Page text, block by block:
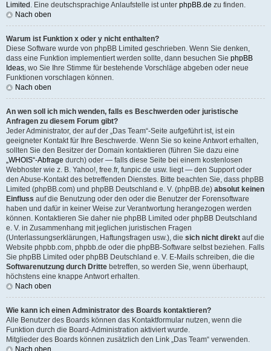
Limited . Eine deutschsprachige Anlaufstelle ist unter phpBB.de zu finden.
Nach oben
Warum ist Funktion x oder y nicht enthalten?
Diese Software wurde von phpBB Limited geschrieben. Wenn Sie denken,
dass eine Funktion implementiert werden sollte, dann besuchen Sie phpBB
Ideas, wo Sie Ihre Stimme für bestehende Vorschläge abgeben oder neue
Funktionen vorschlagen können.
Nach oben
An wen soll ich mich wenden, falls es Beschwerden oder juristische
Anfragen zu diesem Forum gibt?
Jeder Administrator, der auf der „Das Team“-Seite aufgeführt ist, ist ein
geeigneter Kontakt für Ihre Beschwerde. Wenn Sie so keine Antwort erhalten,
sollten Sie den Besitzer der Domain kontaktieren (führen Sie dazu eine
„WHOIS“-Abfrage durch) oder — falls diese Seite bei einem kostenlosen
Webhoster wie z. B. Yahoo!, free.fr, funpic.de usw. liegt — den Support oder
den Abuse-Kontakt des betreffenden Dienstes. Bitte beachten Sie, dass phpBB
Limited (phpBB.com) und phpBB Deutschland e. V. (phpBB.de) absolut keinen
Einfluss auf die Benutzung oder den oder die Benutzer der Forensoftware
haben und dafür in keiner Weise zur Verantwortung herangezogen werden
können. Kontaktieren Sie daher nie phpBB Limited oder phpBB Deutschland
e. V. in Zusammenhang mit jeglichen juristischen Fragen
(Unterlassungserklärungen, Haftungsfragen usw.), die sich nicht direkt auf die
Website phpbb.com, phpbb.de oder die phpBB-Software selbst beziehen. Falls
Sie phpBB Limited oder phpBB Deutschland e. V. E-Mails schreiben, die die
Softwarenutzung durch Dritte betreffen, so werden Sie, wenn überhaupt,
höchstens eine knappe Antwort erhalten.
Nach oben
Wie kann ich einen Administrator des Boards kontaktieren?
Alle Benutzer des Boards können das Kontaktformular nutzen, wenn die
Funktion durch die Board-Administration aktiviert wurde.
Mitglieder des Boards können zusätzlich den Link „Das Team“ verwenden.
Nach oben